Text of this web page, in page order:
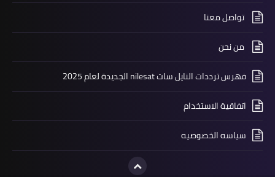
تواصل معنا
من نحن
فهرس ترددات النايل سات nilesat الجديدة لعام 2025
اتفاقية الاستخدام
سياسه الخصوصيه